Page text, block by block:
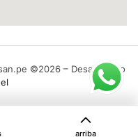
©2026 – Desarrollado
arriba